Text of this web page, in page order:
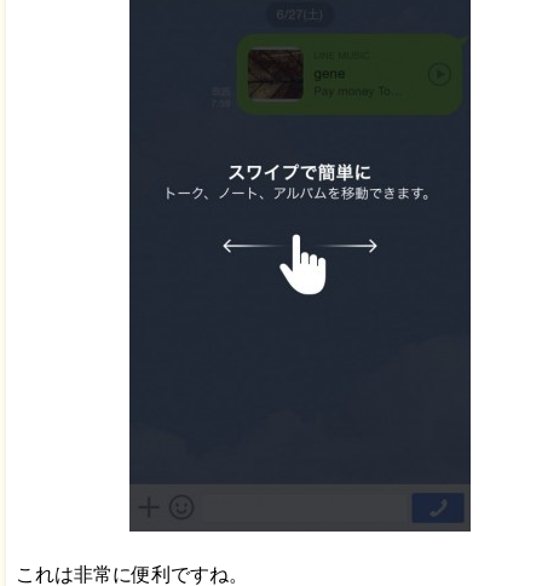
これは非常に便利ですね。